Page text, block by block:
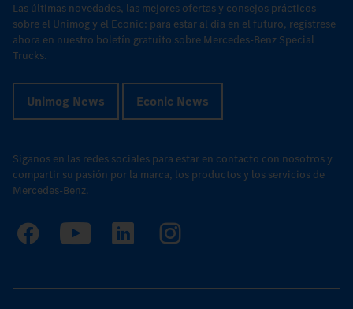
Las últimas novedades, las mejores ofertas y consejos prácticos
sobre el Unimog y el Econic: para estar al día en el futuro, regístrese
ahora en nuestro boletín gratuito sobre Mercedes-Benz Special
Trucks.
Unimog News Econic News
Síganos en las redes sociales para estar en contacto con nosotros y
compartir su pasión por la marca, los productos y los servicios de
Mercedes-Benz.